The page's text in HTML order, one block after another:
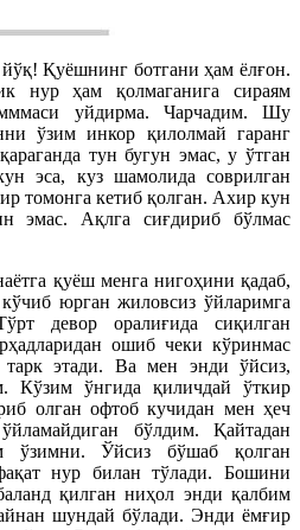
Қуёшнинг ботгани ҳам ёлғон.
нур ҳам қолмаганига сираям
уйдирма. Чарчадим. Шу
ўзим инкор қилолмай гаранг
тун бугун эмас, у ўтган
эса, куз шамолида соврилган
томонга кетиб қолган. Ахир кун
эмас. Ақлга сиғдириб бўлмас
қуёш менга нигоҳини қадаб,
юрган жиловсиз ўйларимга
девор оралиғида сиқилган
ошиб чеки кўринмас
этади. Ва мен энди ўйсиз,
Кўзим ўнгида қиличдай ўткир
олган офтоб кучидан мен ҳеч
бўлдим. Қайтадан
ўзимни. Ўйсиз бўшаб қолган
нур билан тўлади. Бошини
қилган ниҳол энди қалбим
шундай бўлади. Энди ёмғир